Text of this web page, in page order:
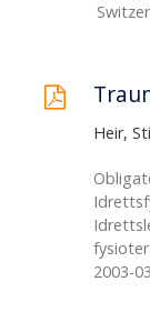
Heir,
2003-